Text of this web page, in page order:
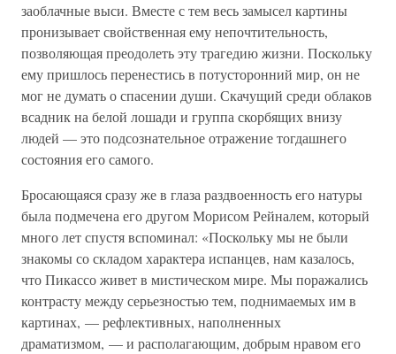
заоблачные выси. Вместе с тем весь замысел картины
пронизывает свойственная ему непочтительность,
позволяющая преодолеть эту трагедию жизни. Поскольку
ему пришлось перенестись в потусторонний мир, он не
мог не думать о спасении души. Скачущий среди облаков
всадник на белой лошади и группа скорбящих внизу
людей — это подсознательное отражение тогдашнего
состояния его самого.
Бросающаяся сразу же в глаза раздвоенность его натуры
была подмечена его другом Морисом Рейналем, который
много лет спустя вспоминал: «Поскольку мы не были
знакомы со складом характера испанцев, нам казалось,
что Пикассо живет в мистическом мире. Мы поражались
контрасту между серьезностью тем, поднимаемых им в
картинах, — рефлективных, наполненных
драматизмом, — и располагающим, добрым нравом его